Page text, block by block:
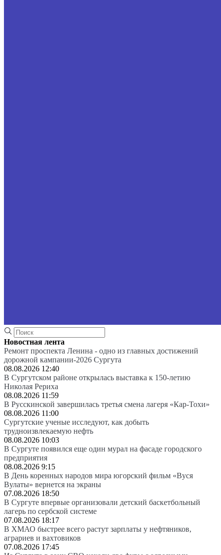
Новостная лента
Ремонт проспекта Ленина - одно из главных достижений
дорожной кампании-2026 Сургута
08.08.2026 12:40
В Сургутском районе открылась выставка к 150-летию
Николая Рериха
08.08.2026 11:59
В Русскинской завершилась третья смена лагеря «Кар-Тохи»
08.08.2026 11:00
Сургутские ученые исследуют, как добыть
трудноизвлекаемую нефть
08.08.2026 10:03
В Сургуте появился еще один мурал на фасаде городского
предприятия
08.08.2026 9:15
В День коренных народов мира югорский фильм «Вуся
Вулаты» вернется на экраны
07.08.2026 18:50
В Сургуте впервые организовали детский баскетбольный
лагерь по сербской системе
07.08.2026 18:17
В ХМАО быстрее всего растут зарплаты у нефтяников,
аграриев и вахтовиков
07.08.2026 17:45